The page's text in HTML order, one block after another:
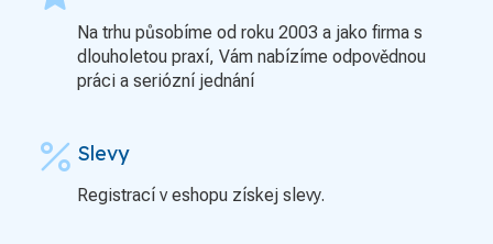
Na trhu působíme od roku 2003 a jako firma s
dlouholetou praxí, Vám nabízíme odpovědnou
práci a seriózní jednání
percent Slevy
Registrací v eshopu získej slevy.